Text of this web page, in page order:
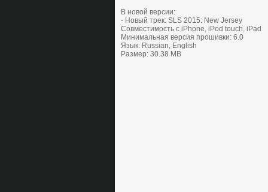
В новой версии:
- Новый трек: SLS 2015: New Jersey
Совместимость с iPhone, iPod touch, iPad
Минимальная версия прошивки: 6.0
Язык: Russian, English
Размер: 30.38 MB